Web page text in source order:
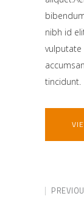
nibh id
vulputate
tincidunt.